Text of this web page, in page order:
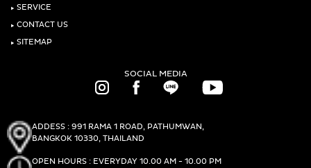
‣ SERVICE
‣ CONTACT US
‣ SITEMAP
SOCIAL MEDIA
ADDESS : 991 RAMA 1 ROAD, PATHUMWAN,
BANGKOK 10330, THAILAND
OPEN HOURS : EVERYDAY 10.00 AM - 10.00 PM